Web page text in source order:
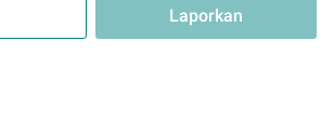
Laporkan